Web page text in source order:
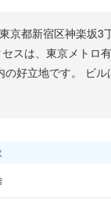
京都新宿区神楽坂3
アクセスは、東京メト
で、1971年竣工、築55年の物件です。24時間使用可能で、コンパクトな規模のため
さい。